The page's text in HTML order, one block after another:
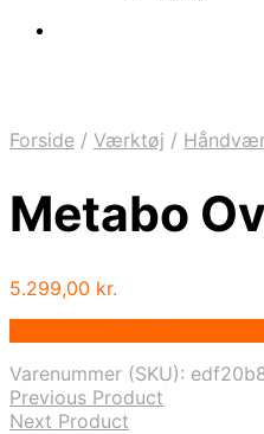
Forside / Værktøj /
Metabo
5.299,00 kr.
Varenummer (SKU):
Previous Product
Next Product